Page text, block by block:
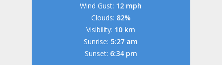
Wind Gust: 12 mph
Clouds: 82%
Visibility: 10 km
Sunrise: 5:27 am
Sunset: 6:34 pm